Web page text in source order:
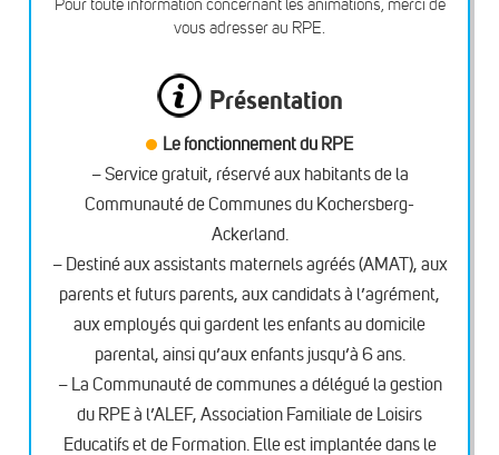
Pour toute information concernant les animations, merci de
vous adresser au RPE.
Présentation
Le fonctionnement du RPE
– Service gratuit, réservé aux habitants de la
Communauté de Communes du Kochersberg-
Ackerland.
– Destiné aux assistants maternels agréés (AMAT), aux
parents et futurs parents, aux candidats à l’agrément,
aux employés qui gardent les enfants au domicile
parental, ainsi qu’aux enfants jusqu’à 6 ans.
– La Communauté de communes a délégué la gestion
du RPE à l’ALEF, Association Familiale de Loisirs
Educatifs et de Formation. Elle est implantée dans le